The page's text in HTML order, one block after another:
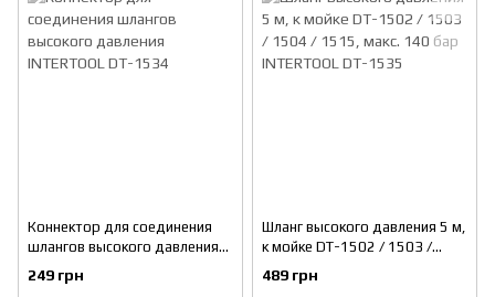
Коннектор для соединения
шлангов высокого давления
INTERTOOL DT-1534
249 грн
Шланг высокого давления 5 м,
к мойке DT-1502 / 1503 /
1504 / 1515, макс. 140 бар
INTERTOOL DT-1535
489 грн